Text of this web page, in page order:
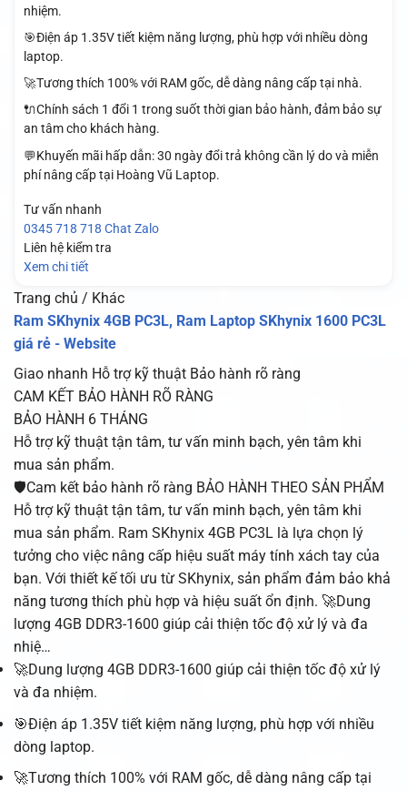
nhiệm.
🎯Điện áp 1.35V tiết kiệm năng lượng, phù hợp với nhiều dòng
laptop.
🚀Tương thích 100% với RAM gốc, dễ dàng nâng cấp tại nhà.
🔌Chính sách 1 đổi 1 trong suốt thời gian bảo hành, đảm bảo sự
an tâm cho khách hàng.
💬Khuyến mãi hấp dẫn: 30 ngày đổi trả không cần lý do và miễn
phí nâng cấp tại Hoàng Vũ Laptop.
Tư vấn nhanh
0345 718 718 Chat Zalo
Liên hệ kiểm tra
Xem chi tiết
Trang chủ / Khác
Ram SKhynix 4GB PC3L, Ram Laptop SKhynix 1600 PC3L
giá rẻ - Website
Giao nhanh Hỗ trợ kỹ thuật Bảo hành rõ ràng
CAM KẾT BẢO HÀNH RÕ RÀNG
BẢO HÀNH 6 THÁNG
Hỗ trợ kỹ thuật tận tâm, tư vấn minh bạch, yên tâm khi
mua sản phẩm.
🛡️Cam kết bảo hành rõ ràng BẢO HÀNH THEO SẢN PHẨM
Hỗ trợ kỹ thuật tận tâm, tư vấn minh bạch, yên tâm khi
mua sản phẩm. Ram SKhynix 4GB PC3L là lựa chọn lý
tưởng cho việc nâng cấp hiệu suất máy tính xách tay của
bạn. Với thiết kế tối ưu từ SKhynix, sản phẩm đảm bảo khả
năng tương thích phù hợp và hiệu suất ổn định. 🚀Dung
lượng 4GB DDR3-1600 giúp cải thiện tốc độ xử lý và đa
nhiệ…
🚀Dung lượng 4GB DDR3-1600 giúp cải thiện tốc độ xử lý
và đa nhiệm.
🎯Điện áp 1.35V tiết kiệm năng lượng, phù hợp với nhiều
dòng laptop.
🚀Tương thích 100% với RAM gốc, dễ dàng nâng cấp tại